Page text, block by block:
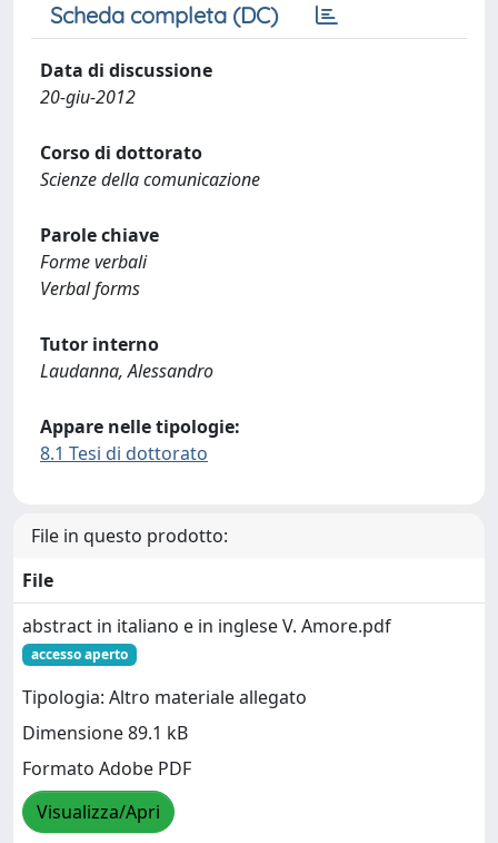
Scheda completa (DC)
Data di discussione
20-giu-2012
Corso di dottorato
Scienze della comunicazione
Parole chiave
Forme verbali
Verbal forms
Tutor interno
Laudanna, Alessandro
Appare nelle tipologie:
8.1 Tesi di dottorato
File in questo prodotto:
File
abstract in italiano e in inglese V. Amore.pdf
accesso aperto
Tipologia: Altro materiale allegato
Dimensione 89.1 kB
Formato Adobe PDF
Visualizza/Apri